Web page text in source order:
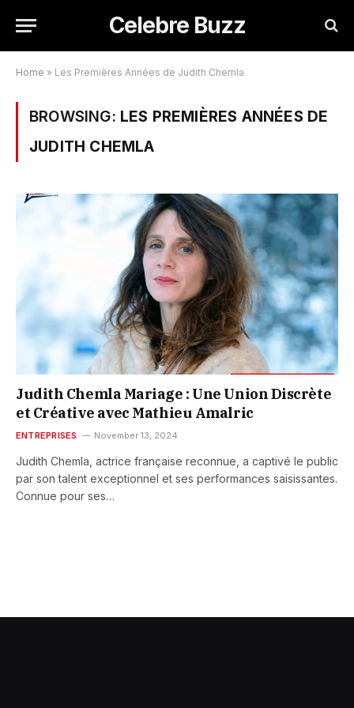
Celebre Buzz
Home » Les Premières Années de Judith Chemla
BROWSING: LES PREMIÈRES ANNÉES DE
JUDITH CHEMLA
Judith Chemla Mariage : Une Union Discrète
et Créative avec Mathieu Amalric
ENTREPRISES November 13, 2024
Judith Chemla, actrice française reconnue, a captivé le public
par son talent exceptionnel et ses performances saisissantes.
Connue pour ses…